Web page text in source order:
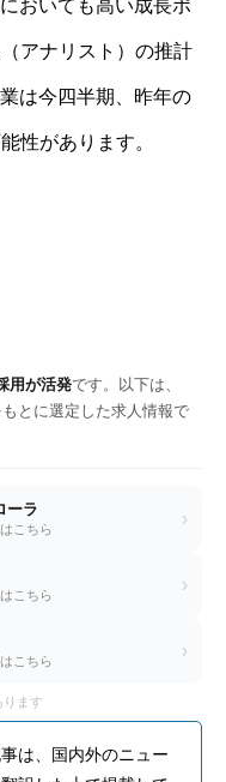
おいても高い成長ポ
アナリスト）の推計
は今四半期、昨年の
性があります。
用が活発です。以下は、
とに選定した求人情報で
ーラ
こちら ›
こちら ›
こちら ›
ます
は、国内外のニュー